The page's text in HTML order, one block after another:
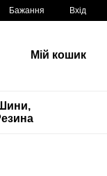
Бажання Вхід
Мій кошик